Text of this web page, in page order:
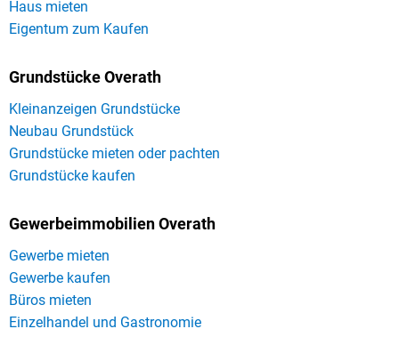
Haus mieten
Eigentum zum Kaufen
Grundstücke Overath
Kleinanzeigen Grundstücke
Neubau Grundstück
Grundstücke mieten oder pachten
Grundstücke kaufen
Gewerbeimmobilien Overath
Gewerbe mieten
Gewerbe kaufen
Büros mieten
Einzelhandel und Gastronomie